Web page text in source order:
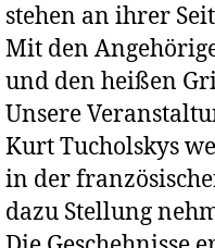
stehen an ihrer
Mit den
und den heißen
Unsere
Kurt Tucholskys
in der
dazu Stellung